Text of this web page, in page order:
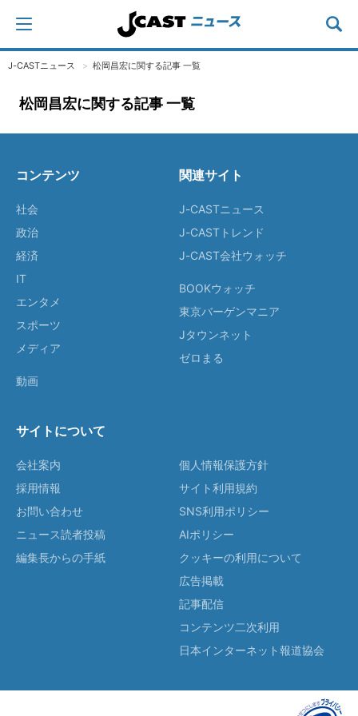
J-CASTニュース 松岡昌宏に関する記事 一覧
松岡昌宏に関する記事 一覧
コンテンツ
社会
政治
経済
IT
エンタメ
スポーツ
メディア
動画
関連サイト
J-CASTニュース
J-CASTトレンド
J-CAST会社ウォッチ
BOOKウォッチ
東京バーゲンマニア
Jタウンネット
ゼロまる
サイトについて
会社案内
採用情報
お問い合わせ
ニュース読者投稿
編集長からの手紙
個人情報保護方針
サイト利用規約
SNS利用ポリシー
AIポリシー
クッキーの利用について
広告掲載
記事配信
コンテンツ二次利用
日本インターネット報道協会